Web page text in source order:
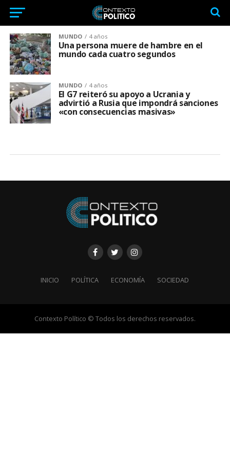
MUNDO 4 años
Una persona muere de hambre en el
mundo cada cuatro segundos
MUNDO 4 años
El G7 reiteró su apoyo a Ucrania y
advirtió a Rusia que impondrá sanciones
«con consecuencias masivas»
INICIO POLÍTICA ECONOMÍA SOCIEDAD
Contexto Político © Todos los derechos reservados.